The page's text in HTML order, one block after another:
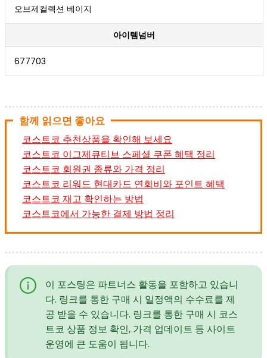
오브제컬렉션 베이지
아이템넘버
677703
함께 읽으면 좋아요
코스트코 추천상품을 확인해 보세요
코스트코 이그제큐티브 스페셜 쿠폰 혜택 정리
코스트코 회원권 종류와 가격 정리
코스트코 리워드 현대카드 연회비와 포인트 혜택
코스트코 재고 확인하는 방법
코스트코에서 가능한 결제 방법 정리
이 포스팅은 파트너스 활동을 포함하고 있습니
다. 링크를 통한 구매 시 일정액의 수수료를 제
공 받을 수 있습니다. 링크를 통한 구매 시 코스
트코 상품 정보 확인, 가격 업데이트 등 사이트
운영에 큰 도움이 됩니다.